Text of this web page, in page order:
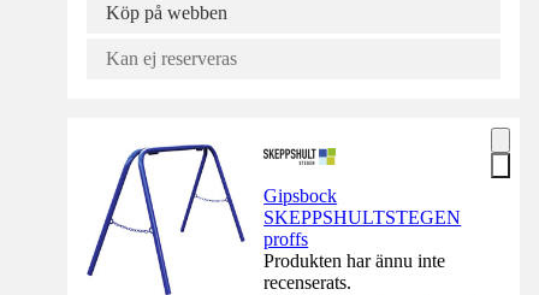
Köp på webben
Kan ej reserveras
Gipsbock
SKEPPSHULTSTEGEN
proffs
Produkten har ännu inte
recenserats.